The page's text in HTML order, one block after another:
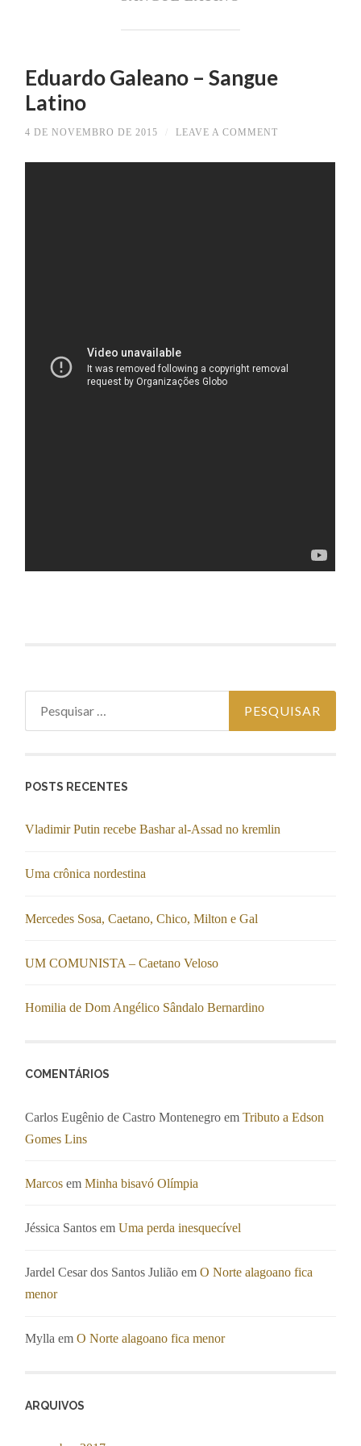
Eduardo Galeano – Sangue
Latino
4 DE NOVEMBRO DE 2015 LEAVE A COMMENT
POSTS RECENTES
Vladimir Putin recebe Bashar al-Assad no kremlin
Uma crônica nordestina
Mercedes Sosa, Caetano, Chico, Milton e Gal
UM COMUNISTA – Caetano Veloso
Homilia de Dom Angélico Sândalo Bernardino
COMENTÁRIOS
Carlos Eugênio de Castro Montenegro emTributo a Edson
Gomes Lins
Marcos emMinha bisavó Olímpia
Jéssica Santos emUma perda inesquecível
Jardel Cesar dos Santos Julião emO Norte alagoano fica
menor
Mylla emO Norte alagoano fica menor
ARQUIVOS